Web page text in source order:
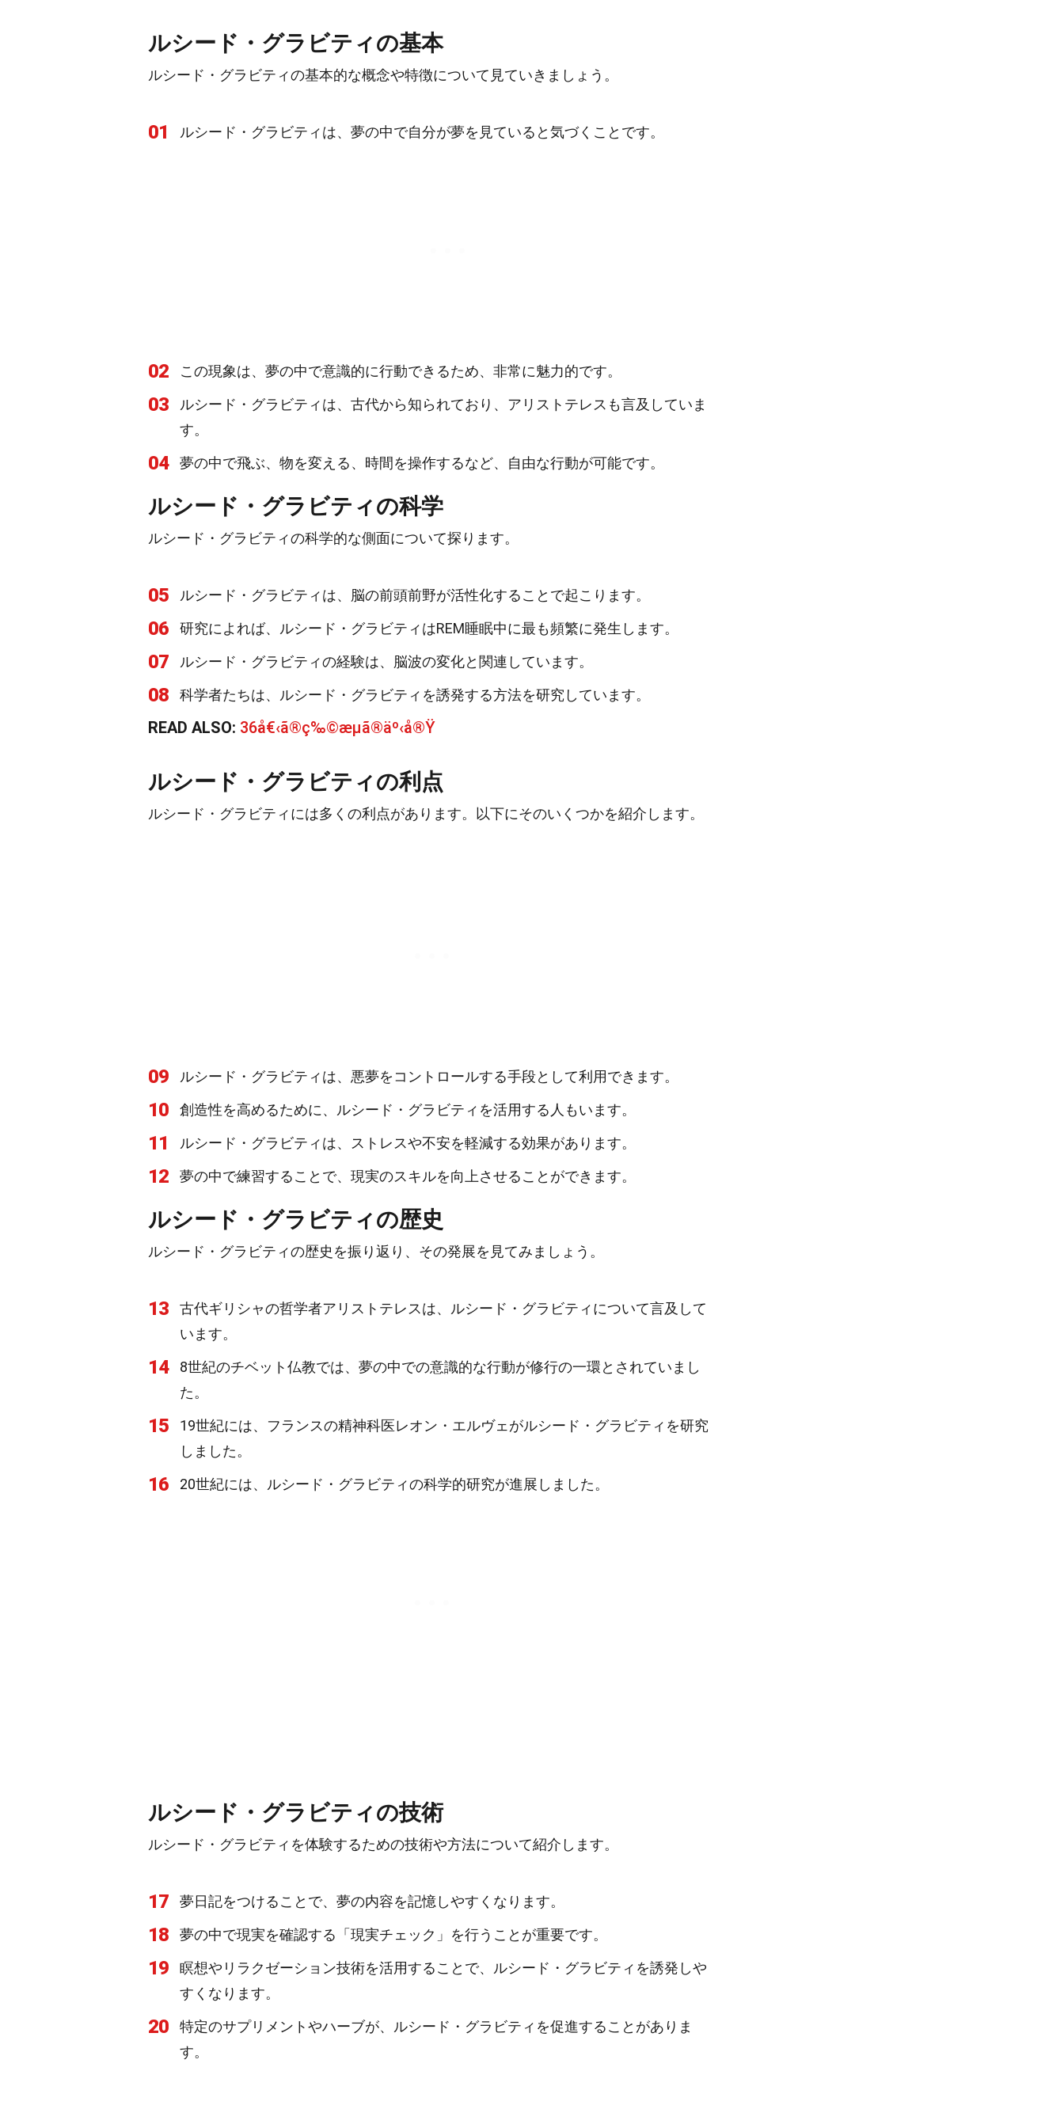
ルシード・グラビティの基本
ルシード・グラビティの基本的な概念や特徴について見ていきましょう。
01 ルシード・グラビティは、夢の中で自分が夢を見ていると気づくことです。
02 この現象は、夢の中で意識的に行動できるため、非常に魅力的です。
03
ルシード・グラビティは、古代から知られており、アリストテレスも言及していま
す。
04 夢の中で飛ぶ、物を変える、時間を操作するなど、自由な行動が可能です。
ルシード・グラビティの科学
ルシード・グラビティの科学的な側面について探ります。
05 ルシード・グラビティは、脳の前頭前野が活性化することで起こります。
06 研究によれば、ルシード・グラビティはREM睡眠中に最も頻繁に発生します。
07 ルシード・グラビティの経験は、脳波の変化と関連しています。
08 科学者たちは、ルシード・グラビティを誘発する方法を研究しています。
READ ALSO: 36å€‹ã®ç‰©æµã®äº‹å®Ÿ
ルシード・グラビティの利点
ルシード・グラビティには多くの利点があります。以下にそのいくつかを紹介します。
09 ルシード・グラビティは、悪夢をコントロールする手段として利用できます。
10 創造性を高めるために、ルシード・グラビティを活用する人もいます。
11 ルシード・グラビティは、ストレスや不安を軽減する効果があります。
12 夢の中で練習することで、現実のスキルを向上させることができます。
ルシード・グラビティの歴史
ルシード・グラビティの歴史を振り返り、その発展を見てみましょう。
13
古代ギリシャの哲学者アリストテレスは、ルシード・グラビティについて言及して
います。
14
8世紀のチベット仏教では、夢の中での意識的な行動が修行の一環とされていまし
た。
15
19世紀には、フランスの精神科医レオン・エルヴェがルシード・グラビティを研究
しました。
16 20世紀には、ルシード・グラビティの科学的研究が進展しました。
ルシード・グラビティの技術
ルシード・グラビティを体験するための技術や方法について紹介します。
17 夢日記をつけることで、夢の内容を記憶しやすくなります。
18 夢の中で現実を確認する「現実チェック」を行うことが重要です。
19
瞑想やリラクゼーション技術を活用することで、ルシード・グラビティを誘発しや
すくなります。
20
特定のサプリメントやハーブが、ルシード・グラビティを促進することがありま
す。